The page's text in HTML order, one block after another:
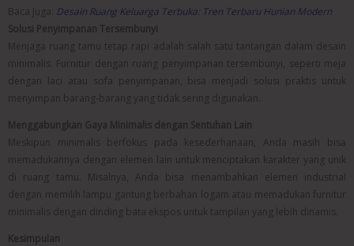
Baca Juga: Desain Ruang Keluarga Terbuka: Tren Terbaru Hunian Modern
Solusi Penyimpanan Tersembunyi
Menjaga ruang tamu tetap rapi adalah salah satu tantangan dalam desain
minimalis. Furnitur dengan ruang penyimpanan tersembunyi, seperti meja
dengan laci atau sofa penyimpanan, bisa menjadi solusi praktis untuk
menyimpan barang-barang yang tidak sering digunakan.
Menggabungkan Gaya Minimalis dengan Sentuhan Lain
Meskipun minimalis berfokus pada kesederhanaan, Anda masih bisa
memadukannya dengan elemen lain untuk menciptakan karakter yang unik
di ruang tamu. Misalnya, Anda bisa menambahkan elemen industrial
dengan memilih lampu gantung berbahan logam atau memadukan furnitur
minimalis dengan dinding bata ekspos untuk tampilan yang lebih dinamis.
Kesimpulan